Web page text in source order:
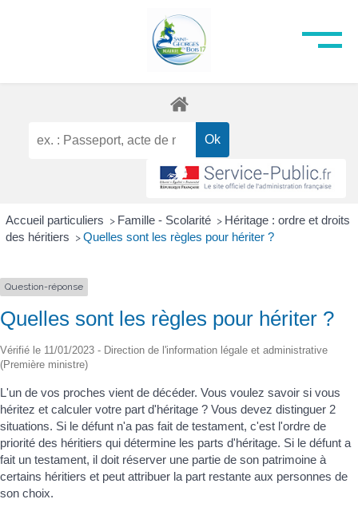
Accueil particuliers > Famille - Scolarité > Héritage : ordre et droits
des héritiers > Quelles sont les règles pour hériter ?
Question-réponse
Quelles sont les règles pour hériter ?
Vérifié le 11/01/2023 - Direction de l'information légale et administrative
(Première ministre)
L'un de vos proches vient de décéder. Vous voulez savoir si vous
héritez et calculer votre part d'héritage ? Vous devez distinguer 2
situations. Si le défunt n'a pas fait de testament, c'est l'ordre de
priorité des héritiers qui détermine les parts d'héritage. Si le défunt a
fait un testament, il doit réserver une partie de son patrimoine à
certains héritiers et peut attribuer la part restante aux personnes de
son choix.